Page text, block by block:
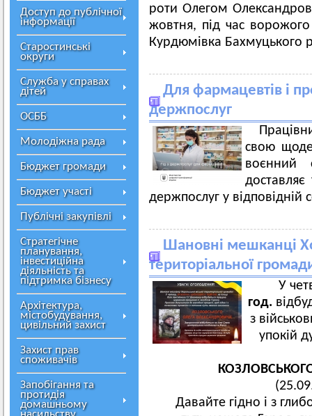
Доступ до публічної
інформації
Старостинські
округи
Служба у справах
дітей
ОСББ
Молодіжна рада
Бюджет громади
Бюджет участі
Публічні закупівлі
Стратегічне
планування,
інвестиційна
діяльність та
підтримка бізнесу
Архітектура,
містобудування,
цивільний захист
Захист прав
споживачів
Запобігання та
протидія
домашньому
роти Олегом
жовтня, під час
Курдюмівка Бахмуцького
Для фармацевтів і
держпослуг
свою
воєнний
держпослуг у відповідній
Шановні мешканці
територіальної
У
год.
з
упокій
Давайте гідно і з